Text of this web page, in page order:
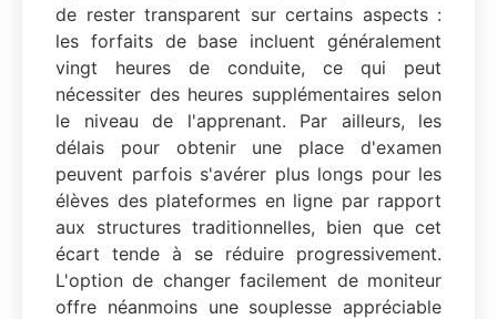
de rester transparent sur certains aspects :
les forfaits de base incluent généralement
vingt heures de conduite, ce qui peut
nécessiter des heures supplémentaires selon
le niveau de l'apprenant. Par ailleurs, les
délais pour obtenir une place d'examen
peuvent parfois s'avérer plus longs pour les
élèves des plateformes en ligne par rapport
aux structures traditionnelles, bien que cet
écart tende à se réduire progressivement.
L'option de changer facilement de moniteur
offre néanmoins une souplesse appréciable